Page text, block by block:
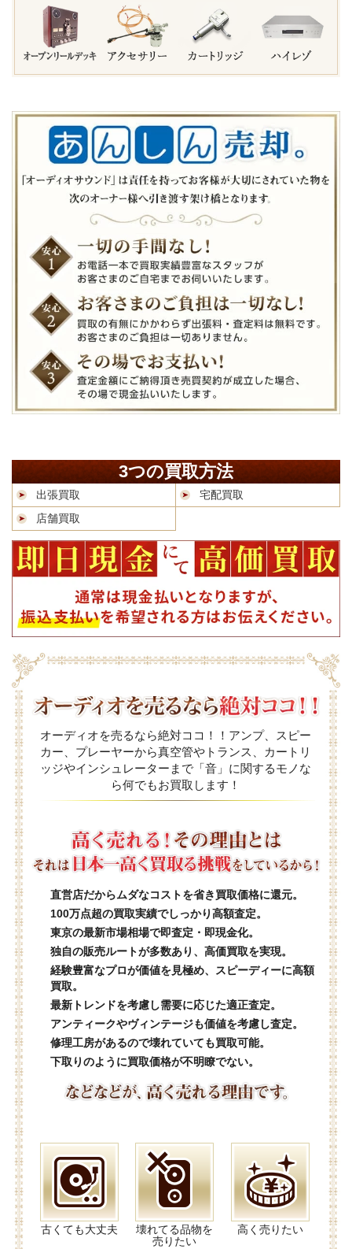
3つの買取方法
出張買取
宅配買取
店舗買取
オーディオを売るなら絶対ココ！！アンプ、スピー
カー、プレーヤーから真空管やトランス、カートリ
ッジやインシュレーターまで「音」に関するモノな
ら何でもお買取します！
直営店だからムダなコストを省き買取価格に還元。
100万点超の買取実績でしっかり高額査定。
東京の最新市場相場で即査定・即現金化。
独自の販売ルートが多数あり、高価買取を実現。
経験豊富なプロが価値を見極め、スピーディーに高額
買取。
最新トレンドを考慮し需要に応じた適正査定。
アンティークやヴィンテージも価値を考慮し査定。
修理工房があるので壊れていても買取可能。
下取りのように買取価格が不明瞭でない。
古くても大丈夫
壊れてる品物を
売りたい
高く売りたい